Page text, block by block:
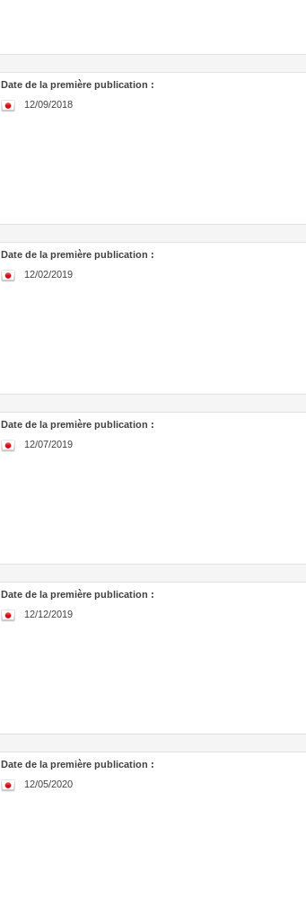
Date de la première publication :
12/09/2018
Date de la première publication :
12/02/2019
Date de la première publication :
12/07/2019
Date de la première publication :
12/12/2019
Date de la première publication :
12/05/2020